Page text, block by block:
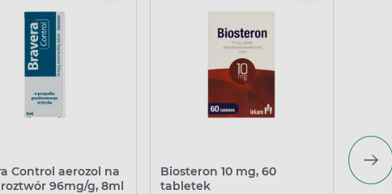
Control aerozol na
96mg/g, 8ml
Biosteron 10 mg, 60
tabletek